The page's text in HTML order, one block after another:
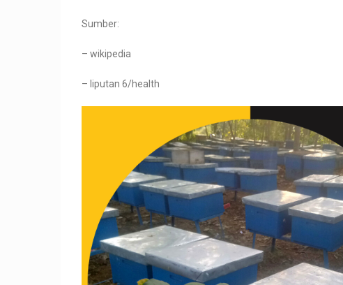
Sumber:
– wikipedia
– liputan 6/health